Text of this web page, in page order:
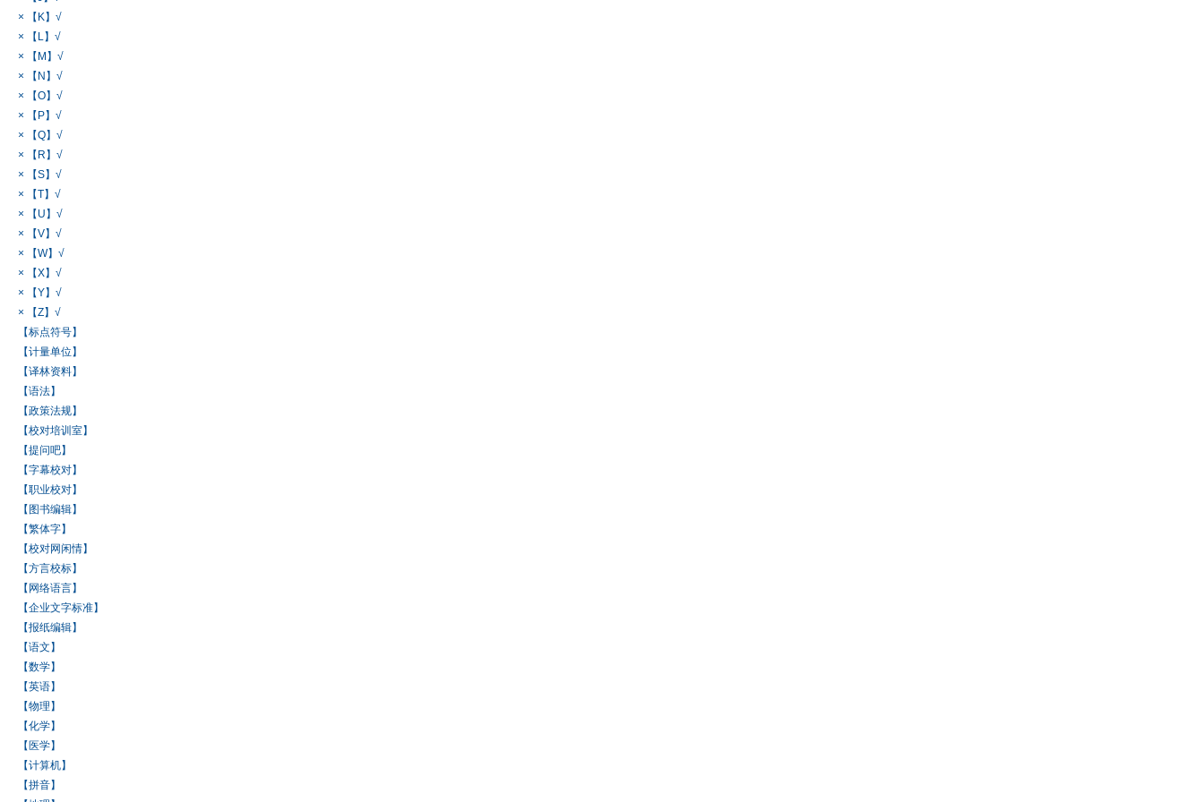
× 【K】√
× 【L】√
× 【M】√
× 【N】√
× 【O】√
× 【P】√
× 【Q】√
× 【R】√
× 【S】√
× 【T】√
× 【U】√
× 【V】√
× 【W】√
× 【X】√
× 【Y】√
× 【Z】√
【标点符号】
【计量单位】
【译林资料】
【语法】
【政策法规】
【校对培训室】
【提问吧】
【字幕校对】
【职业校对】
【图书编辑】
【繁体字】
【校对网闲情】
【方言校标】
【网络语言】
【企业文字标准】
【报纸编辑】
【语文】
【数学】
【英语】
【物理】
【化学】
【医学】
【计算机】
【拼音】